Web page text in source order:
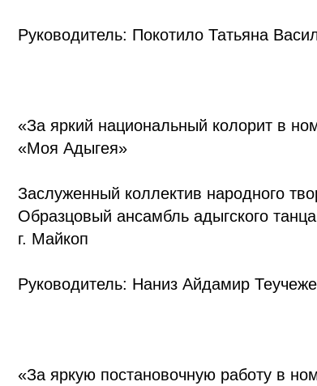
Руководитель: Покотило Татьяна
«За яркий национальный колорит в
«Моя Адыгея»
Заслуженный коллектив народного
Образцовый ансамбль адыгского
г. Майкоп
Руководитель: Наниз Айдамир
«За яркую постановочную работу в